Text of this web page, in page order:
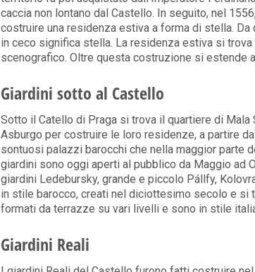
caccia non lontano dal Castello. In seguito, nel
costruire una residenza estiva a forma di stella.
in ceco significa stella. La residenza estiva si
scenografico. Oltre questa costruzione si estende
Giardini sotto al Castello
Sotto il Catello di Praga si trova il quartiere di
Asburgo per costruire le loro residenze, a partire
sontuosi palazzi barocchi che nella maggior parte
giardini sono oggi aperti al pubblico da Maggio ad
giardini Ledebursky, grande e piccolo Pállfy,
in stile barocco, creati nel diciottesimo secolo e si
formati da terrazze su vari livelli e sono in stile
Giardini Reali